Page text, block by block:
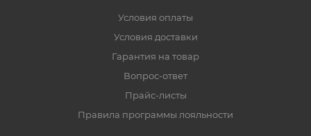
Условия оплаты
Условия доставки
Гарантия на товар
Вопрос-ответ
Прайс-листы
Правила программы лояльности